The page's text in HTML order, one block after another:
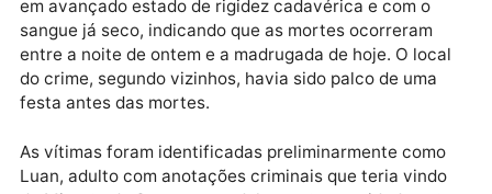
Publicidade
Segundo apurou a Polícia Militar, os corpos estavam
sangue já seco, indicando que as mortes ocorreram
entre a noite de ontem e a madrugada de hoje. O